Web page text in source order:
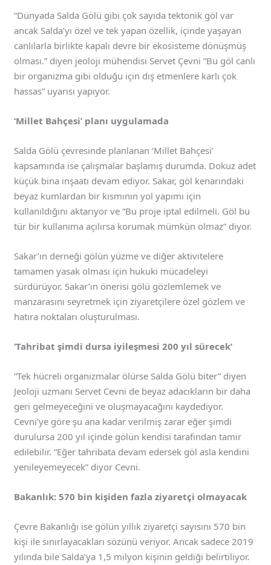
“Dünyada Salda Gölü gibi çok sayıda tektonik göl var
ancak Salda’yı özel ve tek yapan özellik, içinde yaşayan
canlılarla birlikte kapalı devre bir ekosisteme dönüşmüş
olması.” diyen jeoloji mühendisi Servet Çevni “Bu göl canlı
bir organizma gibi olduğu için dış etmenlere karlı çok
hassas” uyarısı yapıyor.
‘Millet Bahçesi’ planı uygulamada
Salda Gölü çevresinde planlanan ‘Millet Bahçesi’
kapsamında ise çalışmalar başlamış durumda. Dokuz adet
küçük bina inşaatı devam ediyor. Sakar, göl kenarındaki
beyaz kumlardan bir kısmının yol yapımı için
kullanıldığını aktarıyor ve “Bu proje iptal edilmeli. Göl bu
tür bir kullanıma açılırsa korumak mümkün olmaz” diyor.
Sakar’ın derneği gölün yüzme ve diğer aktivitelere
tamamen yasak olması için hukuki mücadeleyi
sürdürüyor. Sakar’ın önerisi gölü gözlemlemek ve
manzarasını seyretmek için ziyaretçilere özel gözlem ve
hatıra noktaları oluşturulması.
‘Tahribat şimdi dursa iyileşmesi 200 yıl sürecek’
“Tek hücreli organizmalar ölürse Salda Gölü biter” diyen
Jeoloji uzmanı Servet Cevni de beyaz adacıkların bir daha
geri gelmeyeceğini ve oluşmayacağını kaydediyor.
Cevni’ye göre şu ana kadar verilmiş zarar eğer şimdi
durulursa 200 yıl içinde gölün kendisi tarafından tamir
edilebilir. “Eğer tahribata devam edersek göl asla kendini
yenileyemeyecek” diyor Cevni.
Bakanlık: 570 bin kişiden fazla ziyaretçi olmayacak
Çevre Bakanlığı ise gölün yıllık ziyaretçi sayısını 570 bin
kişi ile sınırlayacakları sözünü veriyor. Ancak sadece 2019
yılında bile Salda’ya 1,5 milyon kişinin geldiği belirtiliyor.